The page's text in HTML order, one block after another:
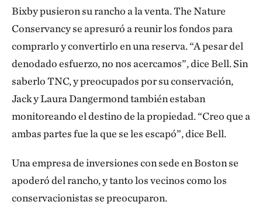
Bixby pusieron su rancho a la venta. The Nature
Conservancy se apresuró a reunir los fondos para
comprarlo y convertirlo en una reserva. “A pesar del
denodado esfuerzo, no nos acercamos”, dice Bell. Sin
saberlo TNC, y preocupados por su conservación,
Jack y Laura Dangermond también estaban
monitoreando el destino de la propiedad. “Creo que a
ambas partes fue la que se les escapó”, dice Bell.
Una empresa de inversiones con sede en Boston se
apoderó del rancho, y tanto los vecinos como los
conservacionistas se preocuparon.